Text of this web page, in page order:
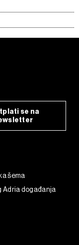
se na
šema
Adria događanja